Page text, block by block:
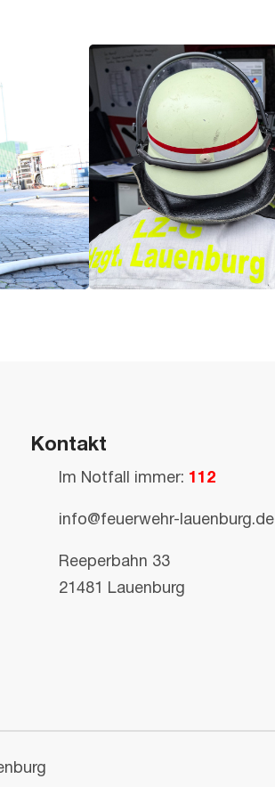
Kontakt
Im Notfall immer: 112
info@feuerwehr-lauenburg.de
Reeperbahn 33
21481 Lauenburg